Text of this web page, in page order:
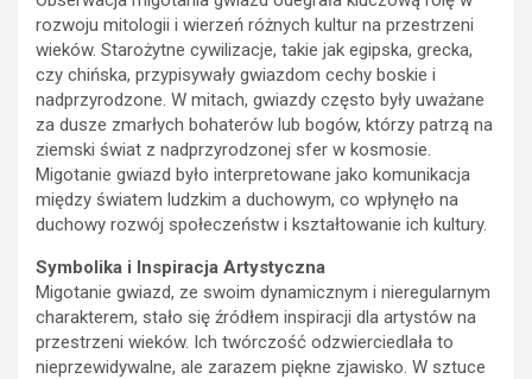
rozwoju mitologii i wierzeń różnych kultur na przestrzeni
wieków. Starożytne cywilizacje, takie jak egipska, grecka,
czy chińska, przypisywały gwiazdom cechy boskie i
nadprzyrodzone. W mitach, gwiazdy często były uważane
za dusze zmarłych bohaterów lub bogów, którzy patrzą na
ziemski świat z nadprzyrodzonej sfer w kosmosie.
Migotanie gwiazd było interpretowane jako komunikacja
między światem ludzkim a duchowym, co wpłynęło na
duchowy rozwój społeczeństw i kształtowanie ich kultury.
Symbolika i Inspiracja Artystyczna
Migotanie gwiazd, ze swoim dynamicznym i nieregularnym
charakterem, stało się źródłem inspiracji dla artystów na
przestrzeni wieków. Ich twórczość odzwierciedlała to
nieprzewidywalne, ale zarazem piękne zjawisko. W sztuce